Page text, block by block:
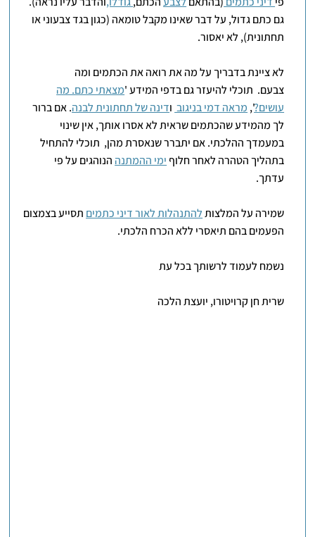
גם כתם גדול, על דבר שאינו מקבל טומאה (כגון בגד צבעוני או
תחתונית), לא יאסור.
לא ציינת בדבריך על מה את רואה את הכתמים ומה
צבעם. תוכלי להיעזר גם בדפי המידע 'מצאתי כתם. מה
עושים?', מראה דמי בניגוב ודינה של תחתונית לבנה. אם ברור
לך מהמידע שהכתמים שראית לא אסרו אותך, אין שינוי
במעמדך ההלכתי. אם יתברר שנאסרת מהן, תוכלי להתחיל
בתהליך הטהרה לאחר חלוף ימי ההמתנה הנוהגים על פי
עדתך.
שמירה על המלצותלהתנהלות לאור דיני כתמים תסייע בצמצום
הפעמים בהם תיאסרי ללא הכרח הלכתי.
נשמח לעמוד לרשותך בכל עת
שרית חן קרויטורו, יועצת הלכה